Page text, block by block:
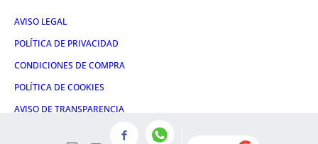
AVISO LEGAL
POLÍTICA DE PRIVACIDAD
CONDICIONES DE COMPRA
POLÍTICA DE COOKIES
AVISO DE TRANSPARENCIA